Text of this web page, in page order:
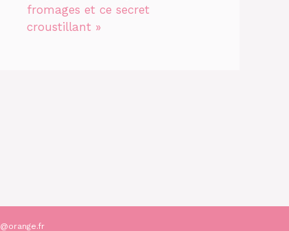
fromages et ce secret
croustillant »